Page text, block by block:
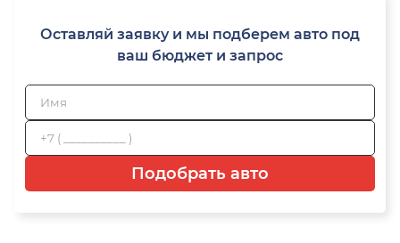
Оставляй заявку и мы подберем авто под
ваш бюджет и запрос
Подобрать авто